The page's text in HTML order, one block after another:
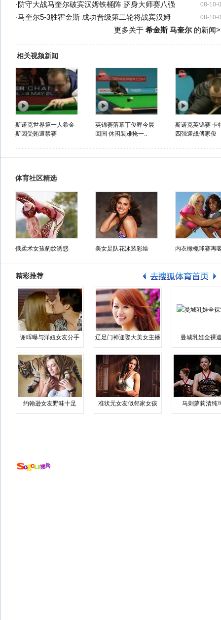
08-10-
·防守大战马奎尔破宾汉姆铁桶阵 跻身大师赛八强
08-10-
·马奎尔5-3胜霍金斯 成功晋级第二轮将战宾汉姆
更多关于 希金斯 马奎尔的新闻
相关视频新闻
斯诺克世界第一人希金
斯因受贿遭禁赛
英锦赛落幕丁俊晖今晨
回国 休闲装难掩一..
斯诺克英锦赛 卡
四强迎战傅家俊
体育社区精选
俄柔术女孩豹纹诱惑 美女足队花泳装彩绘 内衣橄榄球赛再
精彩推荐
谢晖曝与洋妞女友分手 辽足门神迎娶大美女主播 曼城乳娃全裸
约翰逊女友野味十足 准状元女友似邻家女孩 马刺萝莉清纯